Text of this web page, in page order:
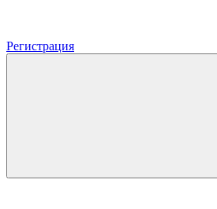
Регистрация